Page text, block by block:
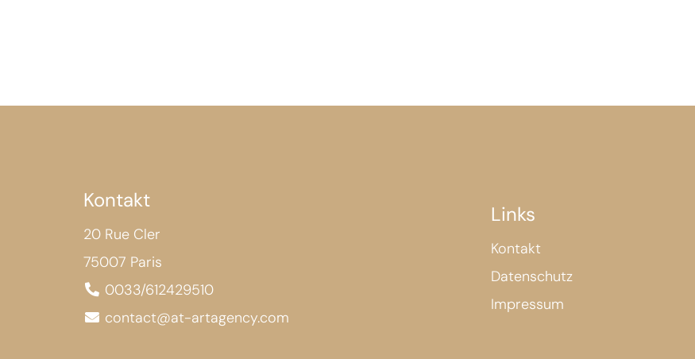
Kontakt
20 Rue Cler
75007 Paris
0033/612429510
contact@at-artagency.com
Links
Kontakt
Datenschutz
Impressum